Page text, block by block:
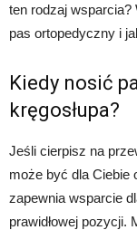
ten rodzaj
pas ortopedyczny i
Kiedy nosić
kręgosłupa?
Jeśli cierpisz na
może być dla Ciebie
zapewnia wsparcie
prawidłowej pozycji.